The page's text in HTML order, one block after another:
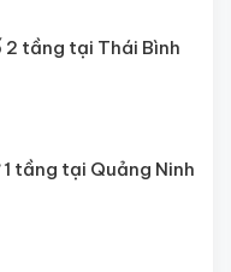
2 tầng tại Thái Bình
tầng tại Quảng Ninh